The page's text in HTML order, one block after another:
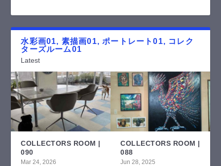
水彩画01, 素描画01, ポートレート01, コレク
ターズルーム01
Latest
COLLECTORS ROOM |
090
Mar 24, 2026
COLLECTORS ROOM |
088
Jun 28, 2025